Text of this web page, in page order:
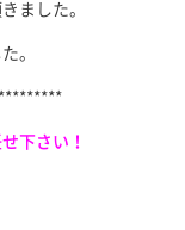
ました。
。
下さい！